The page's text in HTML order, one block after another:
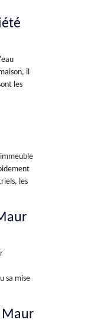
il
les
les
sa mise
Maur